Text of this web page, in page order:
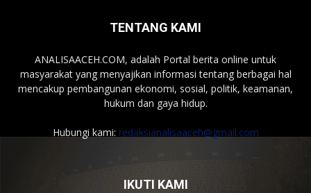
TENTANG KAMI
ANALISAACEH.COM, adalah Portal berita online untuk
masyarakat yang menyajikan informasi tentang berbagai hal
mencakup pembangunan ekonomi, sosial, politik, keamanan,
hukum dan gaya hidup.
Hubungi kami: redaksianalisaaceh@gmail.com
IKUTI KAMI